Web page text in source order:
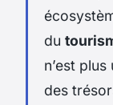
du
n’est
des